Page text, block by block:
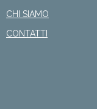
CHI SIAMO
CONTATTI